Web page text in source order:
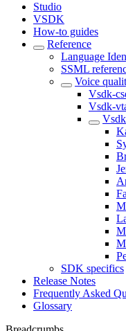
Studio
VSDK
How-to guides
Reference
Language
SSML
Voice
Vsdk-
Vsdk-
SDK specifics
Release Notes
Frequently Asked
Glossary